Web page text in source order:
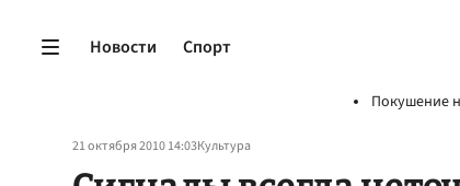
Новости Спорт
Покушение
21 октября 2010 14:03Культура